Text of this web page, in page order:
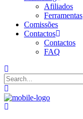
Afiliados
Ferramentas
Comissões
Contactos
Contactos
FAQ